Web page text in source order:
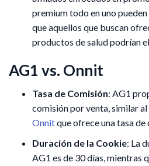
premium todo en uno
que aquellos que buscan
productos de salud podrían
AG1 vs. Onnit
Tasa de Comisión: AG1
comisión por venta, similar al
Onnitque ofrece una tasa
Duración de la Cookie: La
AG1 es de 30 días, mientras